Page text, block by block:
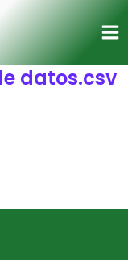
datos.csv